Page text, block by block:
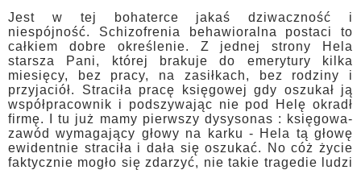
Jest w tej bohaterce jakaś dziwaczność i
niespójność. Schizofrenia behawioralna postaci to
całkiem dobre określenie. Z jednej strony Hela
starsza Pani, której brakuje do emerytury kilka
miesięcy, bez pracy, na zasiłkach, bez rodziny i
przyjaciół. Straciła pracę księgowej gdy oszukał ją
współpracownik i podszywając nie pod Helę okradł
firmę. I tu już mamy pierwszy dysysonas : księgowa-
zawód wymagający głowy na karku - Hela tą głowę
ewidentnie straciła i dała się oszukać. No cóż życie
faktycznie mogło się zdarzyć, nie takie tragedie ludzi